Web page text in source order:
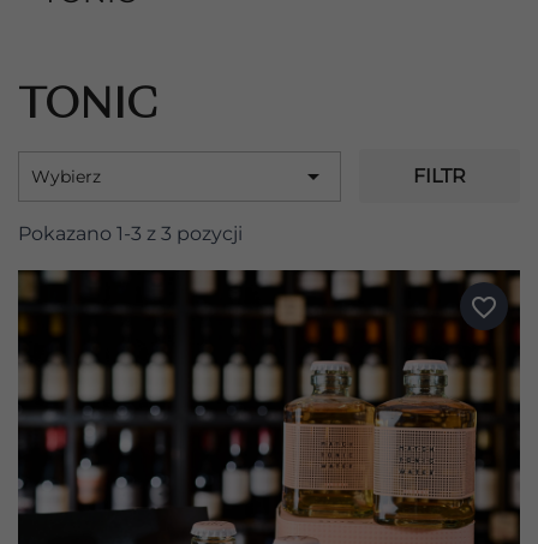
TONIC
Wybierz  FILTR
Pokazano 1-3 z 3 pozycji
favorite_border